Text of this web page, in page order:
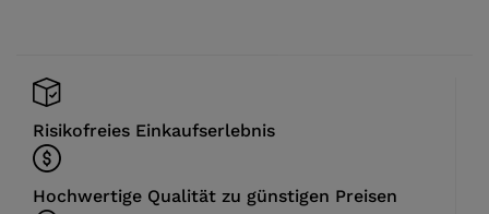
Risikofreies Einkaufserlebnis
Hochwertige Qualität zu günstigen Preisen